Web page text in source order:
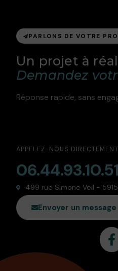
PARLONS DE VOTRE
Un projet à
Demandez
Réponse rapide, sans
APPELEZ-NOUS DIRECTEMENT
06.44.93.10.51
499 rue Simone Veil -
Envoyer un message